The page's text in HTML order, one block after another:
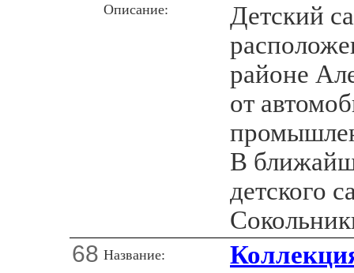
Описание:
Детский
районе
от
В
детского
68 Название: